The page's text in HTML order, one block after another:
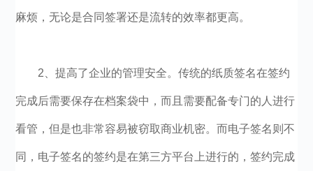
麻烦，无论是合同签署还是流转的效率都更高。
2、提高了企业的管理安全。传统的纸质签名在签约
完成后需要保存在档案袋中，而且需要配备专门的人进行
看管，但是也非常容易被窃取商业机密。而电子签名则不
同，电子签名的签约是在第三方平台上进行的，签约完成